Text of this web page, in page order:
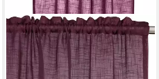
LEGER HOME BY LENA GERCKE
Gardine Marusha (1 St),
Stangendurchzug,